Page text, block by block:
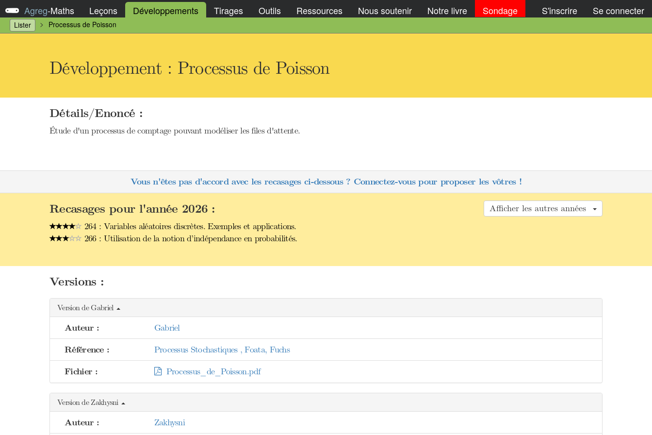
Agreg-Maths Leçons Développements Tirages Outils Ressources Nous soutenir Notre livre Sondage S'inscrire Se connecter
Lister Processus de Poisson
Développement : Processus de Poisson
Détails/Enoncé :
Étude d'un processus de comptage pouvant modéliser les files d'attente.
Vous n'êtes pas d'accord avec les recasages ci-dessous ? Connectez-vous pour proposer les vôtres !
Afficher les autres années
Recasages pour l'année 2026 :
264 : Variables aléatoires discrètes. Exemples et applications.
266 : Utilisation de la notion d’indépendance en probabilités.
Versions :
Version de Gabriel
Auteur : Gabriel
Référence : Processus Stochastiques , Foata, Fuchs
Fichier : Processus_de_Poisson.pdf
Version de Zakhysni
Auteur : Zakhysni